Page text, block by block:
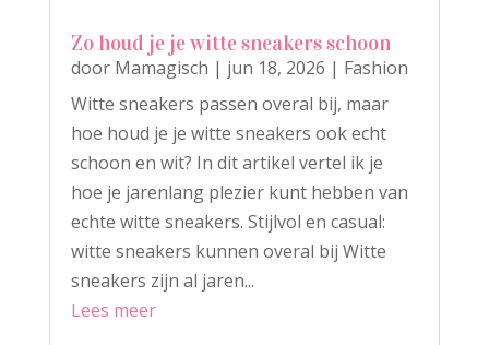
Zo houd je je witte sneakers schoon
door Mamagisch | jun 18, 2026 | Fashion
Witte sneakers passen overal bij, maar
hoe houd je je witte sneakers ook echt
schoon en wit? In dit artikel vertel ik je
hoe je jarenlang plezier kunt hebben van
echte witte sneakers. Stijlvol en casual:
witte sneakers kunnen overal bij Witte
sneakers zijn al jaren...
Lees meer